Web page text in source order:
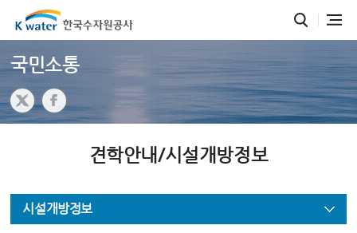
국민소통
견학안내/시설개방정보
시설개방정보